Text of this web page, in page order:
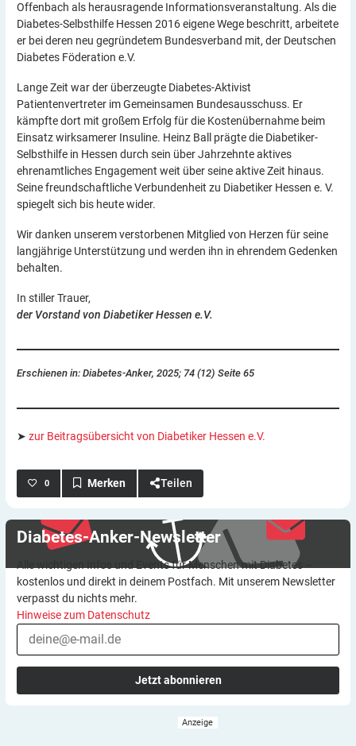
Offenbach als herausragende Informationsveranstaltung. Als die
Diabetes-Selbsthilfe Hessen 2016 eigene Wege beschritt, arbeitete
er bei deren neu gegründetem Bundesverband mit, der Deutschen
Diabetes Föderation e.V.
Lange Zeit war der überzeugte Diabetes-Aktivist
Patientenvertreter im Gemeinsamen Bundesausschuss. Er
kämpfte dort mit großem Erfolg für die Kostenübernahme beim
Einsatz wirksamerer Insuline. Heinz Ball prägte die Diabetiker-
Selbsthilfe in Hessen durch sein über Jahrzehnte aktives
ehrenamtliches Engagement weit über seine aktive Zeit hinaus.
Seine freundschaftliche Verbundenheit zu Diabetiker Hessen e. V.
spiegelt sich bis heute wider.
Wir danken unserem verstorbenen Mitglied von Herzen für seine
langjährige Unterstützung und werden ihn in ehrendem Gedenken
behalten.
In stiller Trauer,
der Vorstand von Diabetiker Hessen e.V.
Erschienen in: Diabetes-Anker, 2025; 74 (12) Seite 65
➤ zur Beitragsübersicht von Diabetiker Hessen e.V.
0 Teilen
Diabetes-Anker-Newsletter
Alle wichtigen Infos und Events für Menschen mit Diabetes –
kostenlos und direkt in deinem Postfach. Mit unserem Newsletter
verpasst du nichts mehr.
Hinweise zum Datenschutz
Jetzt abonnieren